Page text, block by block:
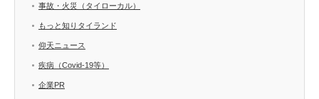
事故・火災（タイローカル）
もっと知りタイランド
仰天ニュース
疾病（Covid-19等）
企業PR